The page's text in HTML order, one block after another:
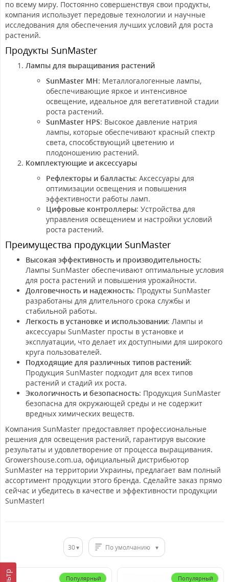
по всему миру. Постоянно совершенствуя свои продукты,
компания использует передовые технологии и научные
исследования для обеспечения лучших условий для роста
растений.
Продукты SunMaster
Лампы для выращивания растений
SunMaster MH: Металлогалогенные лампы,
обеспечивающие яркое и интенсивное
освещение, идеальное для вегетативной стадии
роста растений.
SunMaster HPS: Высокое давление натрия
лампы, которые обеспечивают красный спектр
света, способствующий цветению и
плодоношению растений.
Комплектующие и аксессуары
Рефлекторы и балласты: Аксессуары для
оптимизации освещения и повышения
эффективности работы ламп.
Цифровые контроллеры: Устройства для
управления освещением и настройки условий
роста растений.
Преимущества продукции SunMaster
Высокая эффективность и производительность:
Лампы SunMaster обеспечивают оптимальные условия
для роста растений и повышения урожайности.
Долговечность и надежность: Продукты SunMaster
разработаны для длительного срока службы и
стабильной работы.
Легкость в установке и использовании: Лампы и
аксессуары SunMaster просты в установке и
эксплуатации, что делает их доступными для широкого
круга пользователей.
Подходящие для различных типов растений:
Продукция SunMaster подходит для всех типов
растений и стадий их роста.
Экологичность и безопасность: Продукция SunMaster
безопасна для окружающей среды и не содержит
вредных химических веществ.
Компания SunMaster предоставляет профессиональные
решения для освещения растений, гарантируя высокие
результаты и удовлетворение от процесса выращивания.
Growershouse.com.ua, официальный дистрибьютор
SunMaster на территории Украины, предлагает вам полный
ассортимент продукции этого бренда. Сделайте заказ прямо
сейчас и убедитесь в качестве и эффективности продукции
SunMaster!
30 По умолчанию
Популярный Популярный